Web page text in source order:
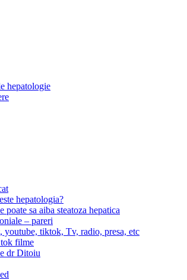
hepatologie
hepatologia?
poate sa aiba steatoza hepatica
– pareri
youtube, tiktok, Tv, radio, presa, etc
filme
dr Ditoiu